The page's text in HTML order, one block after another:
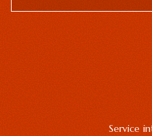
Service